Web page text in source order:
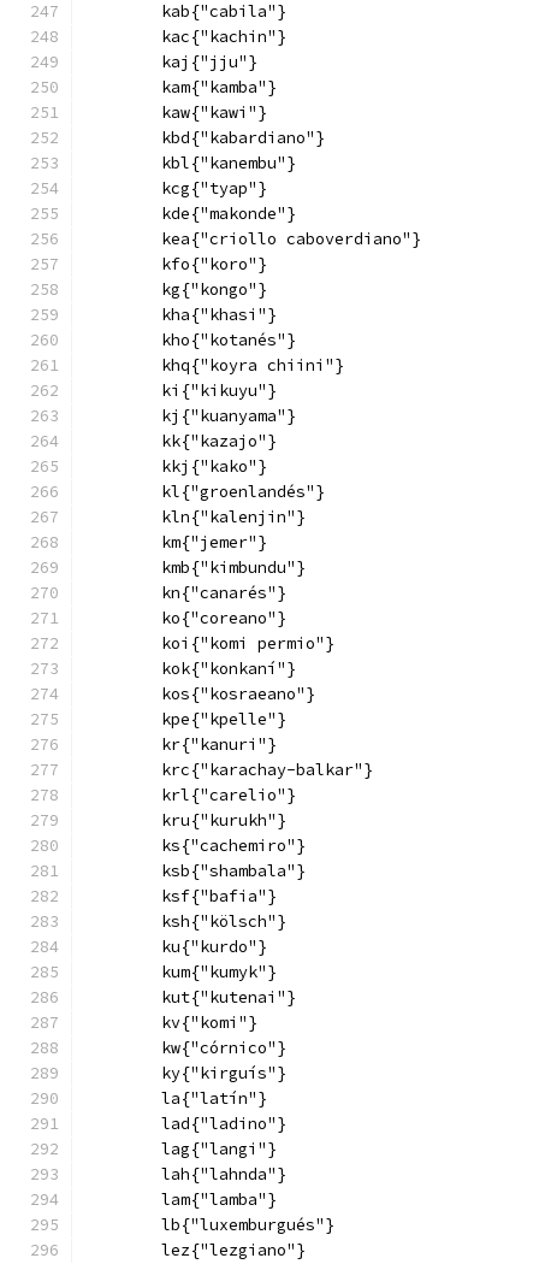
        kab{"cabila"}
        kac{"kachin"}
        kaj{"jju"}
        kam{"kamba"}
        kaw{"kawi"}
        kbd{"kabardiano"}
        kbl{"kanembu"}
        kcg{"tyap"}
        kde{"makonde"}
        kea{"criollo caboverdiano"}
        kfo{"koro"}
        kg{"kongo"}
        kha{"khasi"}
        kho{"kotanés"}
        khq{"koyra chiini"}
        ki{"kikuyu"}
        kj{"kuanyama"}
        kk{"kazajo"}
        kkj{"kako"}
        kl{"groenlandés"}
        kln{"kalenjin"}
        km{"jemer"}
        kmb{"kimbundu"}
        kn{"canarés"}
        ko{"coreano"}
        koi{"komi permio"}
        kok{"konkaní"}
        kos{"kosraeano"}
        kpe{"kpelle"}
        kr{"kanuri"}
        krc{"karachay-balkar"}
        krl{"carelio"}
        kru{"kurukh"}
        ks{"cachemiro"}
        ksb{"shambala"}
        ksf{"bafia"}
        ksh{"kölsch"}
        ku{"kurdo"}
        kum{"kumyk"}
        kut{"kutenai"}
        kv{"komi"}
        kw{"córnico"}
        ky{"kirguís"}
        la{"latín"}
        lad{"ladino"}
        lag{"langi"}
        lah{"lahnda"}
        lam{"lamba"}
        lb{"luxemburgués"}
        lez{"lezgiano"}